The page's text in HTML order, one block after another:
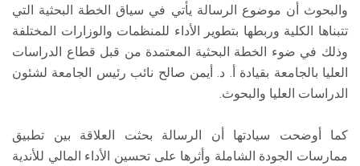
والبحوث أن موضوع الرسالة يأتي في سياق الخطة البحثية التي
تتبناها الكلية وربطها بتطوير الأداء للمنظمات والوزارات المختلفة
وذلك في ضوء الخطة البحثية المعتمدة من قبل قطاع الدراسات
العليا بالجامعة بقيادة أ. د. أيمن صالح نائب رئيس الجامعة لشئون
الدراسات العليا والبحوث.
كما أوضحت سيادتها أن الرسالة بحثت العلاقة بين تطبيق
ممارسات الجودة الشاملة وأثرها على تحسين الأداء المالي للأندية